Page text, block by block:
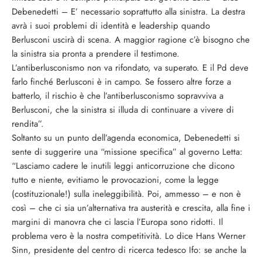
Debenedetti – E’ necessario soprattutto alla sinistra. La destra
avrà i suoi problemi di identità e leadership quando
Berlusconi uscirà di scena. A maggior ragione c’è bisogno che
la sinistra sia pronta a prendere il testimone.
L’antiberlusconismo non va rifondato, va superato. E il Pd deve
farlo finché Berlusconi è in campo. Se fossero altre forze a
batterlo, il rischio è che l’antiberlusconismo sopravviva a
Berlusconi, che la sinistra si illuda di continuare a vivere di
rendita”.
Soltanto su un punto dell’agenda economica, Debenedetti si
sente di suggerire una “missione specifica” al governo Letta:
“Lasciamo cadere le inutili leggi anticorruzione che dicono
tutto e niente, evitiamo le provocazioni, come la legge
(costituzionale!) sulla ineleggibilità. Poi, ammesso – e non è
così – che ci sia un’alternativa tra austerità e crescita, alla fine i
margini di manovra che ci lascia l’Europa sono ridotti. Il
problema vero è la nostra competitività. Lo dice Hans Werner
Sinn, presidente del centro di ricerca tedesco Ifo: se anche la